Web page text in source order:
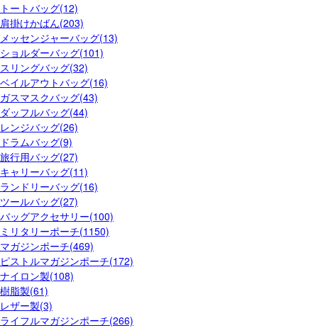
トートバッグ(12)
肩掛けかばん(203)
メッセンジャーバッグ(13)
ショルダーバッグ(101)
スリングバッグ(32)
ベイルアウトバッグ(16)
ガスマスクバッグ(43)
ダッフルバッグ(44)
レンジバッグ(26)
ドラムバッグ(9)
旅行用バッグ(27)
キャリーバッグ(11)
ランドリーバッグ(16)
ツールバッグ(27)
バッグアクセサリー(100)
ミリタリーポーチ(1150)
マガジンポーチ(469)
ピストルマガジンポーチ(172)
ナイロン製(108)
樹脂製(61)
レザー製(3)
ライフルマガジンポーチ(266)